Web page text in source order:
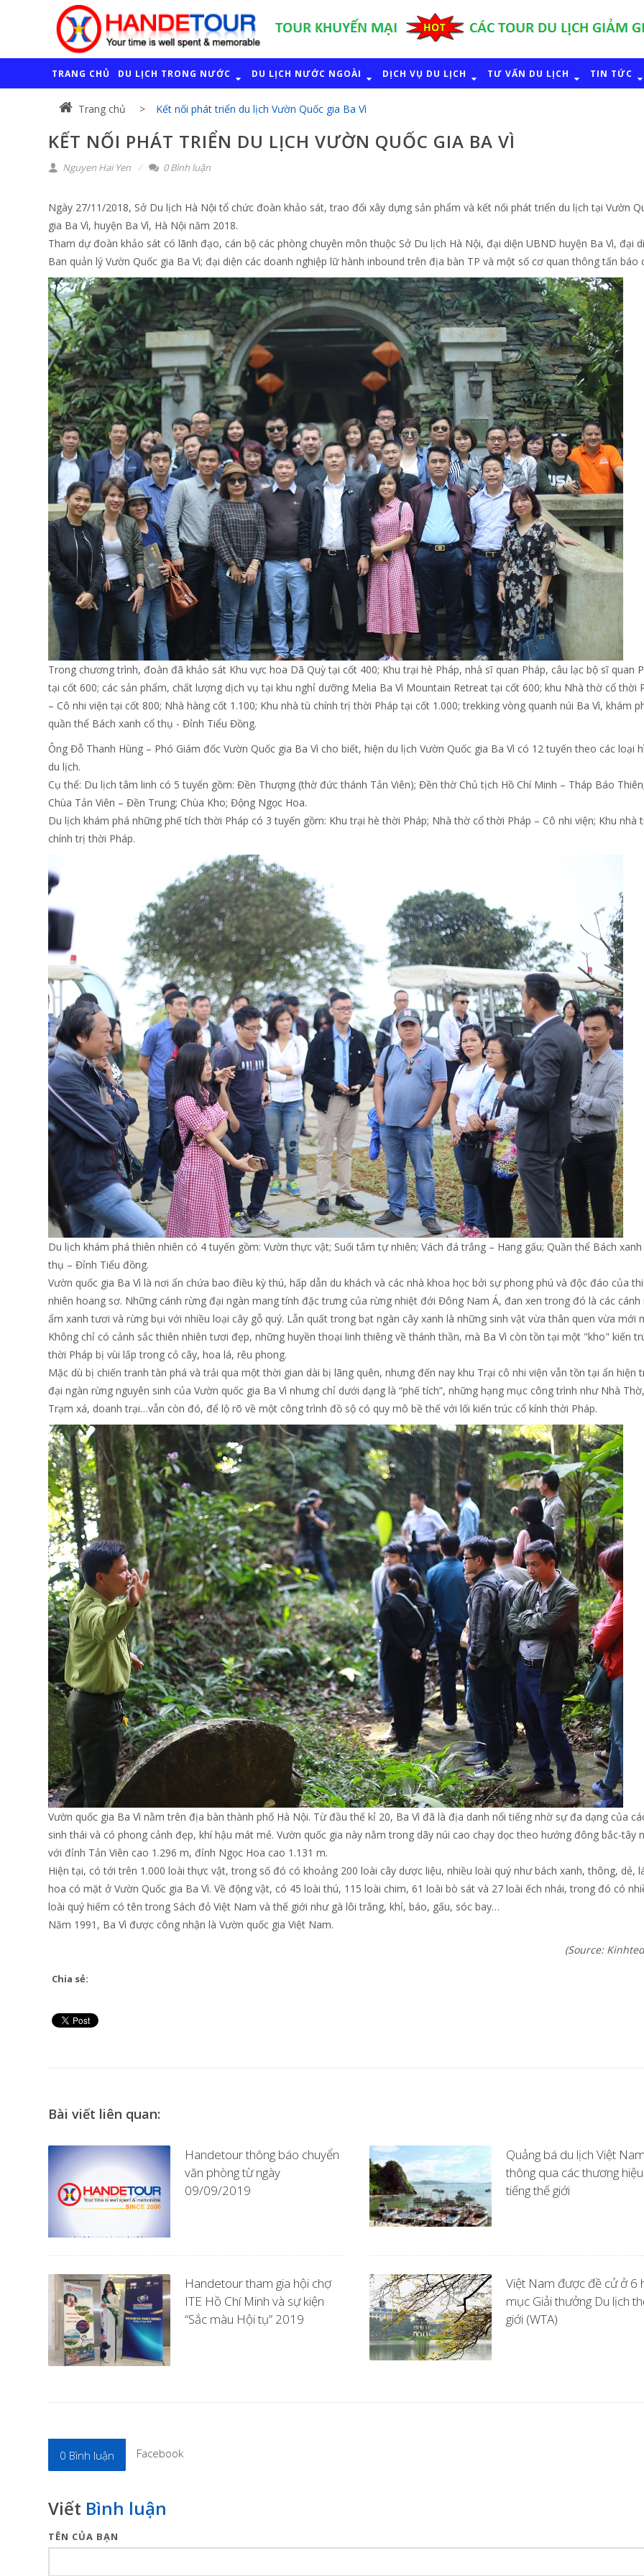
TRANG CHỦ DU LỊCH TRONG NƯỚC DU LỊCH NƯỚC NGOÀI DỊCH VỤ DU LỊCH TƯ VẤN DU LỊCH TIN TỨC
Trang chủ Kết nối phát triển du lịch Vườn Quốc gia Ba Vì
KẾT NỐI PHÁT TRIỂN DU LỊCH VƯỜN QUỐC GIA BA VÌ
Nguyen Hai Yen 0 Bình luận
Ngày 27/11/2018, Sở Du lịch Hà Nội tổ chức đoàn khảo sát, trao đổi xây dựng sản phẩm và kết nối phát triển du lịch tại Vườn
gia Ba Vì, huyện Ba Vì, Hà Nội năm 2018.
Tham dự đoàn khảo sát có lãnh đạo, cán bộ các phòng chuyên môn thuộc Sở Du lịch Hà Nội, đại diện UBND huyện Ba Vì, đại
Ban quản lý Vườn Quốc gia Ba Vì; đại diện các doanh nghiệp lữ hành inbound trên địa bàn TP và một số cơ quan thông tấn báo
Trong chương trình, đoàn đã khảo sát Khu vực hoa Dã Quỳ tại cốt 400; Khu trại hè Pháp, nhà sĩ quan Pháp, câu lạc bộ sĩ quan
tại cốt 600; các sản phẩm, chất lượng dịch vụ tại khu nghỉ dưỡng Melia Ba Vì Mountain Retreat tại cốt 600; khu Nhà thờ cổ thời
– Cô nhi viện tại cốt 800; Nhà hàng cốt 1.100; Khu nhà tù chính trị thời Pháp tại cốt 1.000; trekking vòng quanh núi Ba Vì, khám
quần thể Bách xanh cổ thụ - Đỉnh Tiểu Đồng.
Ông Đỗ Thanh Hùng – Phó Giám đốc Vườn Quốc gia Ba Vì cho biết, hiện du lịch Vườn Quốc gia Ba Vì có 12 tuyến theo các loại
du lịch.
Cụ thể: Du lịch tâm linh có 5 tuyến gồm: Đền Thượng (thờ đức thánh Tản Viên); Đền thờ Chủ tịch Hồ Chí Minh – Tháp Báo Thiên;
Chùa Tản Viên – Đền Trung; Chùa Kho; Động Ngọc Hoa.
Du lịch khám phá những phế tích thời Pháp có 3 tuyến gồm: Khu trại hè thời Pháp; Nhà thờ cổ thời Pháp – Cô nhi viện; Khu nhà
chính trị thời Pháp.
Du lịch khám phá thiên nhiên có 4 tuyến gồm: Vườn thực vật; Suối tắm tự nhiên; Vách đá trắng – Hang gấu; Quần thể Bách xanh
thụ – Đỉnh Tiểu đồng.
Vườn quốc gia Ba Vì là nơi ẩn chứa bao điều kỳ thú, hấp dẫn du khách và các nhà khoa học bởi sự phong phú và độc đáo của
nhiên hoang sơ. Những cánh rừng đại ngàn mang tính đặc trưng của rừng nhiệt đới Đông Nam Á, đan xen trong đó là các cánh
ẩm xanh tươi và rừng bụi với nhiều loại cây gỗ quý. Lẫn quất trong bạt ngàn cây xanh là những sinh vật vừa thân quen vừa mới
Không chỉ có cảnh sắc thiên nhiên tươi đẹp, những huyền thoại linh thiêng về thánh thần, mà Ba Vì còn tồn tại một "kho" kiến
thời Pháp bị vùi lấp trong cỏ cây, hoa lá, rêu phong.
Mặc dù bị chiến tranh tàn phá và trải qua một thời gian dài bị lãng quên, nhưng đến nay khu Trại cô nhi viện vẫn tồn tại ẩn hiện
đại ngàn rừng nguyên sinh của Vườn quốc gia Ba Vì nhưng chỉ dưới dạng là “phế tích”, những hạng mục công trình như Nhà Thờ,
Trạm xá, doanh trại…vẫn còn đó, để lộ rõ về một công trình đồ sộ có quy mô bề thế với lối kiến trúc cổ kính thời Pháp.
Vườn quốc gia Ba Vì nằm trên địa bàn thành phố Hà Nội. Từ đầu thế kỉ 20, Ba Vì đã là địa danh nổi tiếng nhờ sự đa dạng của
sinh thái và có phong cảnh đẹp, khí hậu mát mẻ. Vườn quốc gia này nằm trong dãy núi cao chạy dọc theo hướng đông bắc-tây
với đỉnh Tản Viên cao 1.296 m, đỉnh Ngọc Hoa cao 1.131 m.
Hiện tại, có tới trên 1.000 loài thực vật, trong số đó có khoảng 200 loài cây dược liệu, nhiều loài quý như bách xanh, thông, dẻ,
hoa có mặt ở Vườn Quốc gia Ba Vì. Về động vật, có 45 loài thú, 115 loài chim, 61 loài bò sát và 27 loài ếch nhái, trong đó có
loài quý hiếm có tên trong Sách đỏ Việt Nam và thế giới như gà lôi trắng, khỉ, báo, gấu, sóc bay…
Năm 1991, Ba Vì được công nhận là Vườn quốc gia Việt Nam.
(Source:
Chia sẻ:
Bài viết liên quan:
Handetour thông báo chuyển
văn phòng từ ngày
09/09/2019
Handetour tham gia hội chợ
ITE Hồ Chí Minh và sự kiện
“Sắc màu Hội tụ” 2019
Quảng bá du lịch Việt Nam
thông qua các thương
tiếng thế giới
Việt Nam được đề cử ở 6
mục Giải thưởng Du lịch
giới (WTA)
0 Bình luận Facebook
Viết Bình luận
TÊN CỦA BẠN